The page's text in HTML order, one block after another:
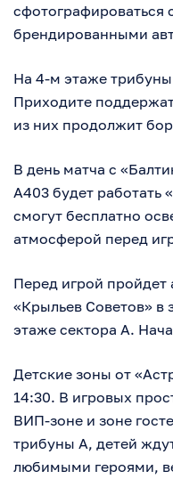
сфотографироваться
брендированными
На 4-м этаже
Приходите
из них продолжит
В день матча с
А403 будет
смогут бесплатно
атмосферой перед
Перед игрой пройдет
«Крыльев Советов» в
этаже сектора А.
Детские зоны от
14:30. В игровых
ВИП-зоне и зоне
трибуны А, детей
любимыми героями,